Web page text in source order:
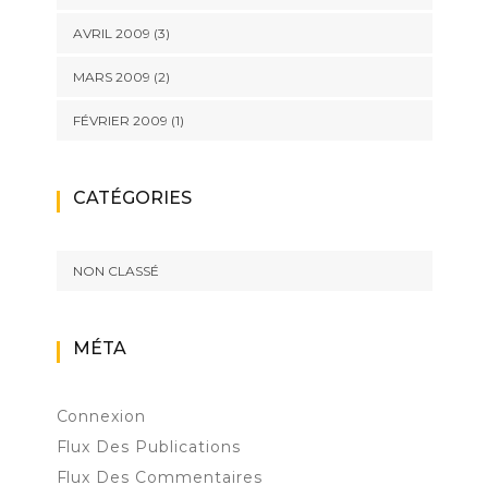
AVRIL 2009 (3)
MARS 2009 (2)
FÉVRIER 2009 (1)
CATÉGORIES
NON CLASSÉ
MÉTA
Connexion
Flux Des Publications
Flux Des Commentaires